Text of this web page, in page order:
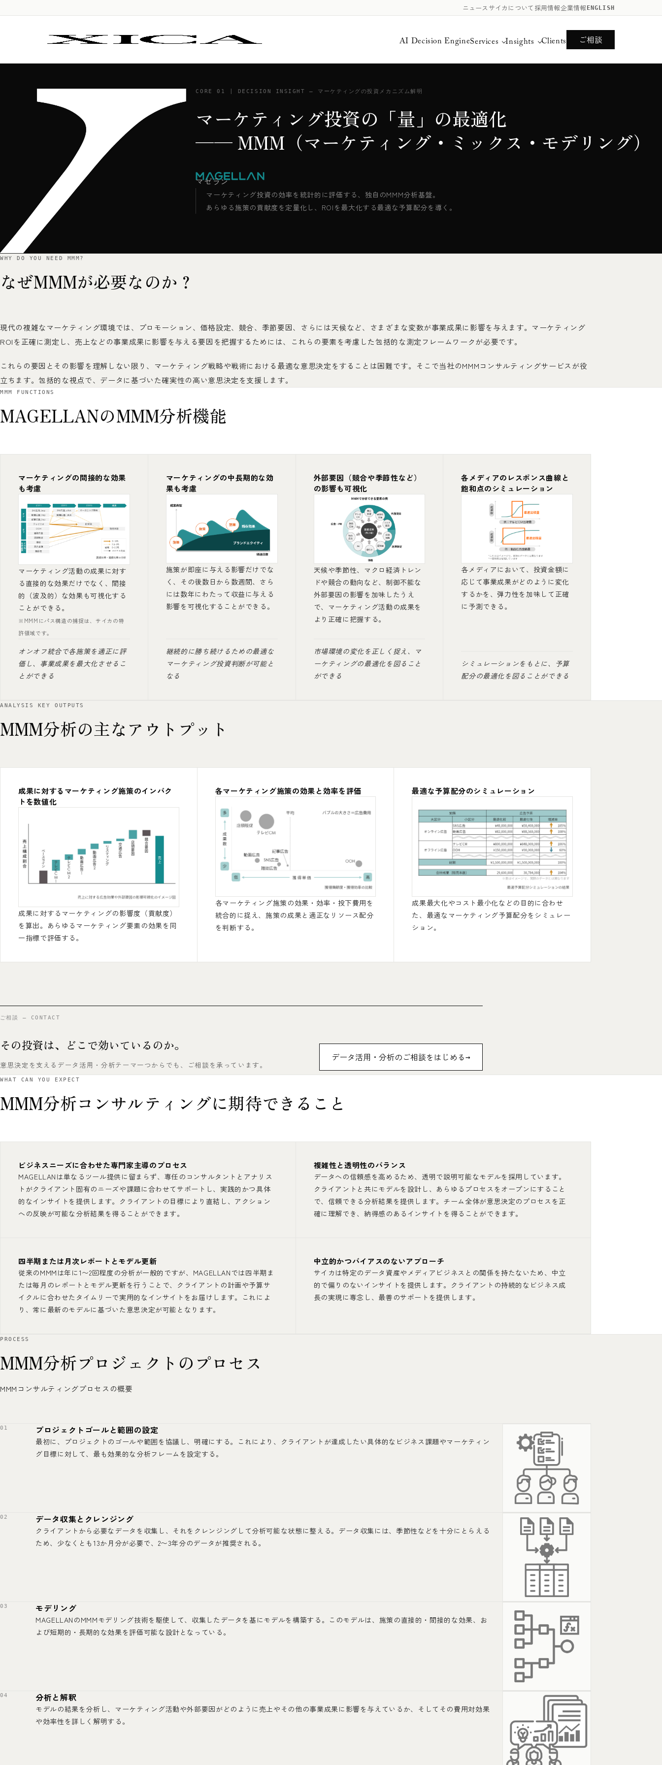
ニュース サイカについて 採用情報企業情報 ENGLISH
AI Decision EngineServices Insights Clients ご相談
CORE 01 | DECISION INSIGHT — マーケティングの投資メカニズム解明
マーケティング投資の「量」の最適化
── MMM（マーケティング・ミックス・モデリング）
マゼラン
マーケティング投資の効率を統計的に評価する、独自のMMM分析基盤。
あらゆる施策の貢献度を定量化し、ROIを最大化する最適な予算配分を導く。
WHY DO YOU NEED MMM?
なぜMMMが必要なのか？
現代の複雑なマーケティング環境では、プロモーション、価格設定、競合、季節要因、さらには天候など、さまざまな変数が事業成果に影響を与えます。マーケティング
ROIを正確に測定し、売上などの事業成果に影響を与える要因を把握するためには、これらの要素を考慮した包括的な測定フレームワークが必要です。
これらの要因とその影響を理解しない限り、マーケティング戦略や戦術における最適な意思決定をすることは困難です。そこで当社のMMMコンサルティングサービスが役
立ちます。包括的な視点で、データに基づいた確実性の高い意思決定を支援します。
MMM FUNCTIONS
MAGELLANのMMM分析機能
マーケティングの間接的な効果
も考慮
マーケティング活動の成果に対す
る直接的な効果だけでなく、間接
的（波及的）な効果も可視化する
ことができる。
※MMMにパス構造の捕捉は、サイカの特
許領域です。
オンオフ統合で各施策を適正に評
価し、事業成果を最大化させるこ
とができる
マーケティングの中長期的な効
果も考慮
施策が即座に与える影響だけでな
く、その後数日から数週間、さら
には数年にわたって収益に与える
影響を可視化することができる。
継続的に勝ち続けるための最適な
マーケティング投資判断が可能と
なる
外部要因（競合や季節性など）
の影響も可視化
天候や季節性、マクロ経済トレン
ドや競合の動向など、制御不能な
外部要因の影響を加味したうえ
で、マーケティング活動の成果を
より正確に把握する。
市場環境の変化を正しく捉え、マ
ーケティングの最適化を図ること
ができる
各メディアのレスポンス曲線と
飽和点のシミュレーション
各メディアにおいて、投資金額に
応じて事業成果がどのように変化
するかを、弾力性を加味して正確
に予測できる。
シミュレーションをもとに、予算
配分の最適化を図ることができる
ANALYSIS KEY OUTPUTS
MMM分析の主なアウトプット
成果に対するマーケティング施策のインパク
トを数値化
成果に対するマーケティングの影響度（貢献度）
を算出。あらゆるマーケティング要素の効果を同
一指標で評価する。
各マーケティング施策の効果と効率を評価
各マーケティング施策の効果・効率・投下費用を
統合的に捉え、施策の成果と適正なリソース配分
を判断する。
最適な予算配分のシミュレーション
成果最大化やコスト最小化などの目的に合わせ
た、最適なマーケティング予算配分をシミュレー
ション。
ご相談 — CONTACT
その投資は、どこで効いているのか。
意思決定を支えるデータ活用・分析テーマ一つからでも、ご相談を承っています。
データ活用・分析のご相談をはじめる→
WHAT CAN YOU EXPECT
MMM分析コンサルティングに期待できること
ビジネスニーズに合わせた専門家主導のプロセス
MAGELLANは単なるツール提供に留まらず、専任のコンサルタントとアナリス
トがクライアント固有のニーズや課題に合わせてサポートし、実践的かつ具体
的なインサイトを提供します。クライアントの目標により直結し、アクション
への反映が可能な分析結果を得ることができます。
複雑性と透明性のバランス
データへの信頼感を高めるため、透明で説明可能なモデルを採用しています。
クライアントと共にモデルを設計し、あらゆるプロセスをオープンにすること
で、信頼できる分析結果を提供します。チーム全体が意思決定のプロセスを正
確に理解でき、納得感のあるインサイトを得ることができます。
四半期または月次レポートとモデル更新
従来のMMMは年に1〜2回程度の分析が一般的ですが、MAGELLANでは四半期ま
たは毎月のレポートとモデル更新を行うことで、クライアントの計画や予算サ
イクルに合わせたタイムリーで実用的なインサイトをお届けします。これによ
り、常に最新のモデルに基づいた意思決定が可能となります。
中立的かつバイアスのないアプローチ
サイカは特定のデータ資産やメディアビジネスとの関係を持たないため、中立
的で偏りのないインサイトを提供します。クライアントの持続的なビジネス成
長の実現に専念し、最善のサポートを提供します。
PROCESS
MMM分析プロジェクトのプロセス
MMMコンサルティングプロセスの概要
プロジェクトゴールと範囲の設定
最初に、プロジェクトのゴールや範囲を協議し、明確にする。これにより、クライアントが達成したい具体的なビジネス課題やマーケティン
グ目標に対して、最も効果的な分析フレームを設定する。
データ収集とクレンジング
クライアントから必要なデータを収集し、それをクレンジングして分析可能な状態に整える。データ収集には、季節性などを十分にとらえる
ため、少なくとも13か月分が必要で、2〜3年分のデータが推奨される。
モデリング
MAGELLANのMMMモデリング技術を駆使して、収集したデータを基にモデルを構築する。このモデルは、施策の直接的・間接的な効果、お
よび短期的・長期的な効果を評価可能な設計となっている。
分析と解釈
モデルの結果を分析し、マーケティング活動や外部要因がどのように売上やその他の事業成果に影響を与えているか、そしてその費用対効果
や効率性を詳しく解明する。